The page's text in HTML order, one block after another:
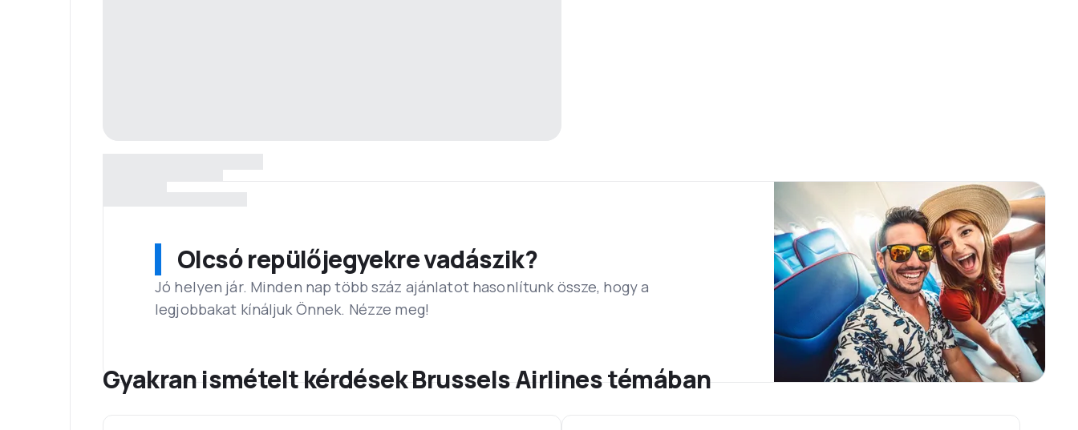
Olcsó repülőjegyekre vadászik?
Jó helyen jár. Minden nap több száz ajánlatot hasonlítunk össze, hogy a
legjobbakat kínáljuk Önnek. Nézze meg!
Gyakran ismételt kérdések Brussels Airlines témában